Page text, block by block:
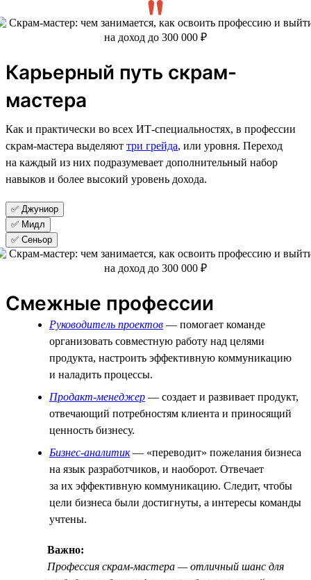
Карьерный путь скрам-
мастера
Как и практически во всех ИТ-специальностях, в профессии
скрам-мастера выделяют три грейда, или уровня. Переход
на каждый из них подразумевает дополнительный набор
навыков и более высокий уровень дохода.
✅ Джуниор
✅ Мидл
✅ Сеньор
Смежные профессии
Руководитель проектов — помогает команде
организовать совместную работу над целями
продукта, настроить эффективную коммуникацию
и наладить процессы.
Продакт-менеджер — создает и развивает продукт,
отвечающий потребностям клиента и приносящий
ценность бизнесу.
Бизнес-аналитик— «переводит» пожелания бизнеса
на язык разработчиков, и наоборот. Отвечает
за их эффективную коммуникацию. Следит, чтобы
цели бизнеса были достигнуты, а интересы команды
учтены.
Важно:
Профессия скрам-мастера — отличный шанс для